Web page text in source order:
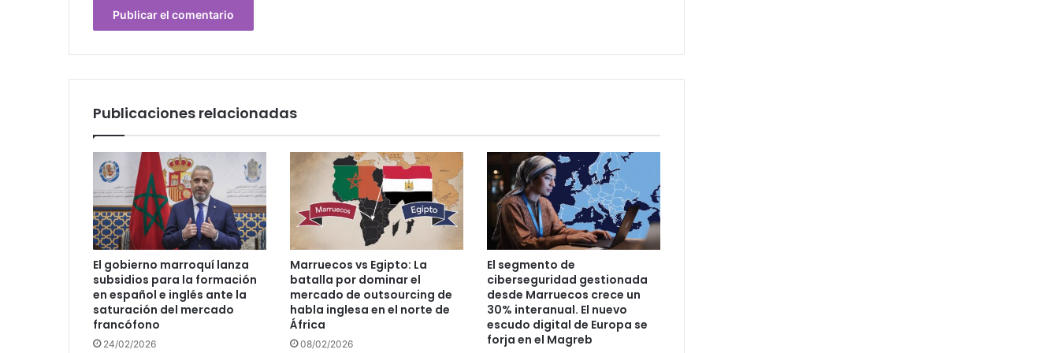
Publicaciones relacionadas
El gobierno marroquí lanza
subsidios para la formación
en español e inglés ante la
saturación del mercado
francófono
24/02/2026
Marruecos vs Egipto: La
batalla por dominar el
mercado de outsourcing de
habla inglesa en el norte de
África
08/02/2026
El segmento de
ciberseguridad gestionada
desde Marruecos crece un
30% interanual. El nuevo
escudo digital de Europa se
forja en el Magreb